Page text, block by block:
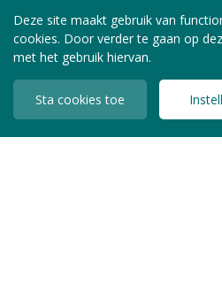
Deze site maakt gebruik van
cookies. Door verder te gaan op
met het gebruik hiervan.
Sta cookies toe